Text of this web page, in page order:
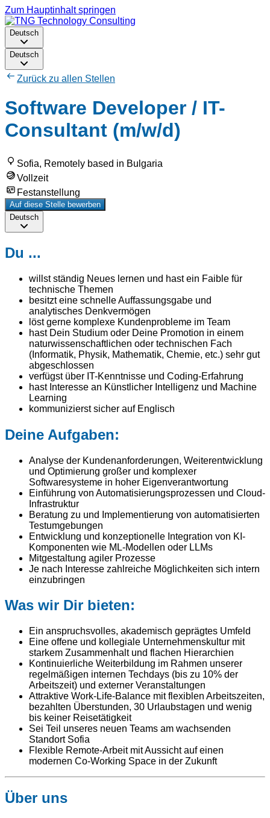
Zum Hauptinhalt springen
Deutsch
Deutsch
Zurück zu allen Stellen
Software Developer / IT-
Consultant (m/w/d)
Sofia, Remotely based in Bulgaria
Vollzeit
Festanstellung
Auf diese Stelle bewerben
Deutsch
Du ...
willst ständig Neues lernen und hast ein Faible für
technische Themen
besitzt eine schnelle Auffassungsgabe und
analytisches Denkvermögen
löst gerne komplexe Kundenprobleme im Team
hast Dein Studium oder Deine Promotion in einem
naturwissenschaftlichen oder technischen Fach
(Informatik, Physik, Mathematik, Chemie, etc.) sehr gut
abgeschlossen
verfügst über IT-Kenntnisse und Coding-Erfahrung
hast Interesse an Künstlicher Intelligenz und Machine
Learning
kommunizierst sicher auf Englisch
Deine Aufgaben:
Analyse der Kundenanforderungen, Weiterentwicklung
und Optimierung großer und komplexer
Softwaresysteme in hoher Eigenverantwortung
Einführung von Automatisierungsprozessen und Cloud-
Infrastruktur
Beratung zu und Implementierung von automatisierten
Testumgebungen
Entwicklung und konzeptionelle Integration von KI-
Komponenten wie ML-Modellen oder LLMs
Mitgestaltung agiler Prozesse
Je nach Interesse zahlreiche Möglichkeiten sich intern
einzubringen
Was wir Dir bieten:
Ein anspruchsvolles, akademisch geprägtes Umfeld
Eine offene und kollegiale Unternehmenskultur mit
starkem Zusammenhalt und flachen Hierarchien
Kontinuierliche Weiterbildung im Rahmen unserer
regelmäßigen internen Techdays (bis zu 10% der
Arbeitszeit) und externer Veranstaltungen
Attraktive Work-Life-Balance mit flexiblen Arbeitszeiten,
bezahlten Überstunden, 30 Urlaubstagen und wenig
bis keiner Reisetätigkeit
Sei Teil unseres neuen Teams am wachsenden
Standort Sofia
Flexible Remote-Arbeit mit Aussicht auf einen
modernen Co-Working Space in der Zukunft
Über uns